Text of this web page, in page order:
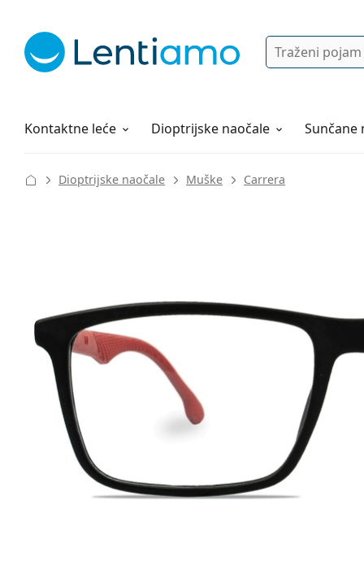
Pretraga
Kontaktne leće
Otopine za leće Dioptrijske naočale Sunčane
Sve o kupovini
Dioptrijske naočale Muške Carrera
134 mm
Širina
37 mm
Visina leće Širina leće